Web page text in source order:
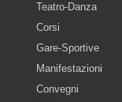
Teatro-Danza
Corsi
Gare-Sportive
Manifestazioni
Convegni